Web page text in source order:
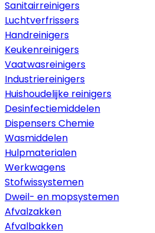
Sanitairreinigers
Luchtverfrissers
Handreinigers
Keukenreinigers
Vaatwasreinigers
Industriereinigers
Huishoudelijke reinigers
Desinfectiemiddelen
Dispensers Chemie
Wasmiddelen
Hulpmaterialen
Werkwagens
Stofwissystemen
Dweil- en mopsystemen
Afvalzakken
Afvalbakken